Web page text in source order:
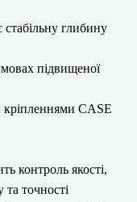
глибину
підвищеної
CASE
контроль якості,
точності